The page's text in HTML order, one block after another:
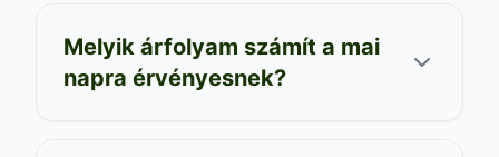
Melyik árfolyam számít a mai
napra érvényesnek?